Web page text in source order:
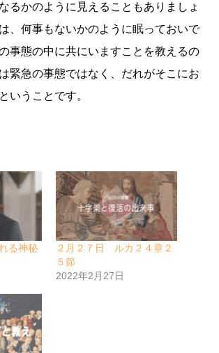
るかのように見えることもありましょ
、何事もないかのように眠っておいで
事態の中に共にいますことを教えるの
緊急の事態ではなく、だれがそこにお
いうことです。
る神秘
２月２７日 ルカ２４章２
５節
2022年2月27日